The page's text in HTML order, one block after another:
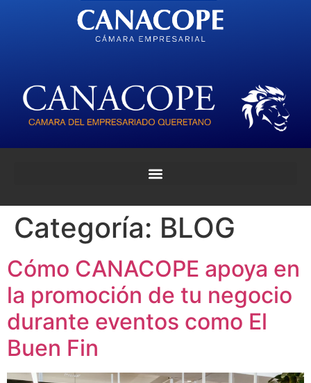
Categoría: BLOG
Cómo CANACOPE apoya en
la promoción de tu negocio
durante eventos como El
Buen Fin